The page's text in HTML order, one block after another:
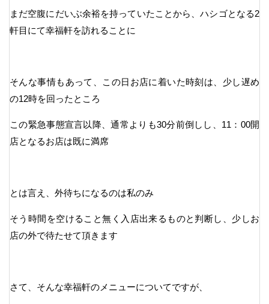
まだ空腹にだいぶ余裕を持っていたことから、ハシゴとなる2
軒目にて幸福軒を訪れることに
そんな事情もあって、この日お店に着いた時刻は、少し遅め
の12時を回ったところ
この緊急事態宣言以降、通常よりも30分前倒しし、11：00開
店となるお店は既に満席
とは言え、外待ちになるのは私のみ
そう時間を空けること無く入店出来るものと判断し、少しお
店の外で待たせて頂きます
さて、そんな幸福軒のメニューについてですが、